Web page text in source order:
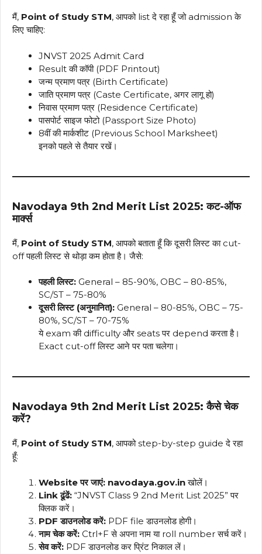
मैं, Point of Study STM, आपको list दे रहा हूँ जो admission के
लिए चाहिए:
JNVST 2025 Admit Card
Result की कॉपी (PDF Printout)
जन्म प्रमाण पत्र (Birth Certificate)
जाति प्रमाण पत्र (Caste Certificate, अगर लागू हो)
निवास प्रमाण पत्र (Residence Certificate)
पासपोर्ट साइज फोटो (Passport Size Photo)
8वीं की मार्कशीट (Previous School Marksheet)
इनको पहले से तैयार रखें।
Navodaya 9th 2nd Merit List 2025: कट-ऑफ
मार्क्स
मैं, Point of Study STM, आपको बताता हूँ कि दूसरी लिस्ट का cut-
off पहली लिस्ट से थोड़ा कम होता है। जैसे:
पहली लिस्ट: General – 85-90%, OBC – 80-85%,
SC/ST – 75-80%
दूसरी लिस्ट (अनुमानित): General – 80-85%, OBC – 75-
80%, SC/ST – 70-75%
ये exam की difficulty और seats पर depend करता है।
Exact cut-off लिस्ट आने पर पता चलेगा।
Navodaya 9th 2nd Merit List 2025: कैसे चेक
करें?
मैं, Point of Study STM, आपको step-by-step guide दे रहा
हूँ:
Website पर जाएं: navodaya.gov.inखोलें।
Link ढूंढें: “JNVST Class 9 2nd Merit List 2025” पर
क्लिक करें।
PDF डाउनलोड करें: PDF file डाउनलोड होगी।
नाम चेक करें: Ctrl+F से अपना नाम या roll number सर्च करें।
सेव करें: PDF डाउनलोड कर प्रिंट निकाल लें।